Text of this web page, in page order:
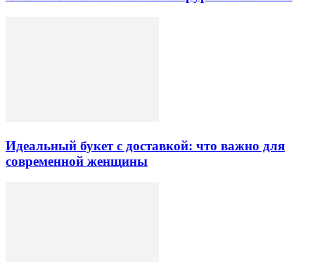
Идеальный букет с доставкой: что важно для
современной женщины